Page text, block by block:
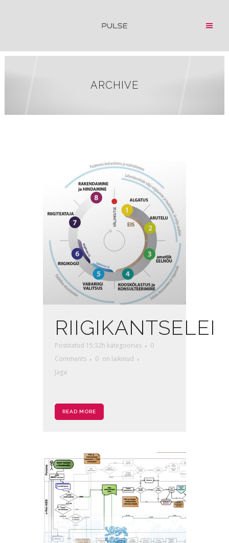
ARCHIVE
RIIGIKANTSELEI
Postitatud 15:32h kategoorias
0
Comments
0 on laikinud
Jaga
READ MORE